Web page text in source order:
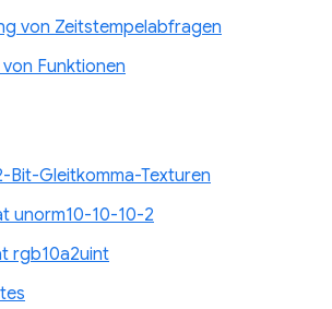
von Zeitstempelabfragen
Funktionen
Bit-Gleitkomma-Texturen
unorm10-10-10-2
rgb10a2uint